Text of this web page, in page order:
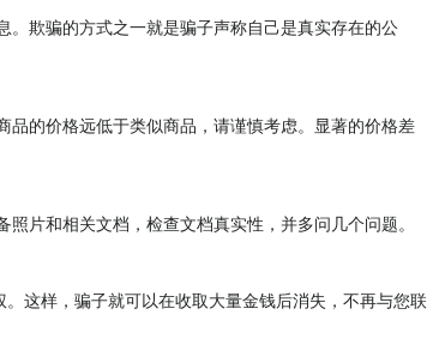
欺骗的方式之一就是骗子声称自己是真实存在的公
的价格远低于类似商品，请谨慎考虑。显著的价格差
片和相关文档，检查文档真实性，并多问几个问题。
这样，骗子就可以在收取大量金钱后消失，不再与您联